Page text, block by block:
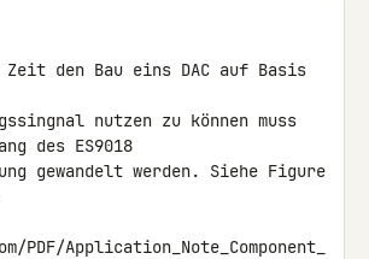
den Bau eins DAC auf Basis
nutzen zu können muss
des ES9018
gewandelt werden. Siehe Figure
PDF/Application_Note_Component_